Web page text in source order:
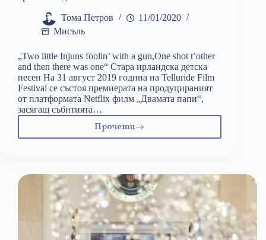
Тома Петров
11/01/2020
Мисъль
„Two little Injuns foolin’ with a gun,One shot t’other
and then there was one“ Стара ирландска детска
песен На 31 август 2019 година на Telluride Film
Festival се състоя премиерата на продуцираният
от платформата Netflix филм „Двамата папи“,
засягащ събитията…
Прочети„Двамата
погледа
на
криво
огледало